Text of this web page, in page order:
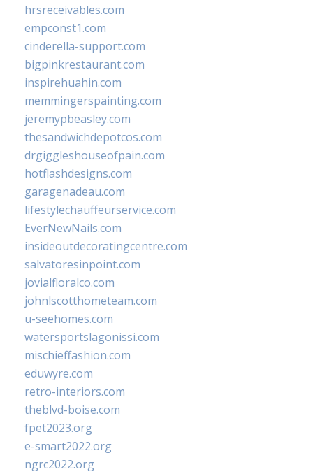
hrsreceivables.com
empconst1.com
cinderella-support.com
bigpinkrestaurant.com
inspirehuahin.com
memmingerspainting.com
jeremypbeasley.com
thesandwichdepotcos.com
drgiggleshouseofpain.com
hotflashdesigns.com
garagenadeau.com
lifestylechauffeurservice.com
EverNewNails.com
insideoutdecoratingcentre.com
salvatoresinpoint.com
jovialfloralco.com
johnlscotthometeam.com
u-seehomes.com
watersportslagonissi.com
mischieffashion.com
eduwyre.com
retro-interiors.com
theblvd-boise.com
fpet2023.org
e-smart2022.org
ngrc2022.org